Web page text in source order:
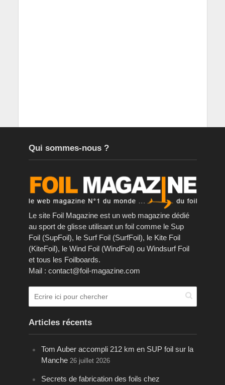
Qui sommes-nous ?
Le site Foil Magazine est un web magazine dédié
au sport de glisse utilisant un foil comme le Sup
Foil (SupFoil), le Surf Foil (SurfFoil), le Kite Foil
(KiteFoil), le Wind Foil (WindFoil) ou Windsurf Foil
et tous les Foilboards.
Mail : contact@foil-magazine.com
Articles récents
Tom Auber accompli 212 km en SUP foil sur la
Manche 26 juillet 2026
Secrets de fabrication des foils chez